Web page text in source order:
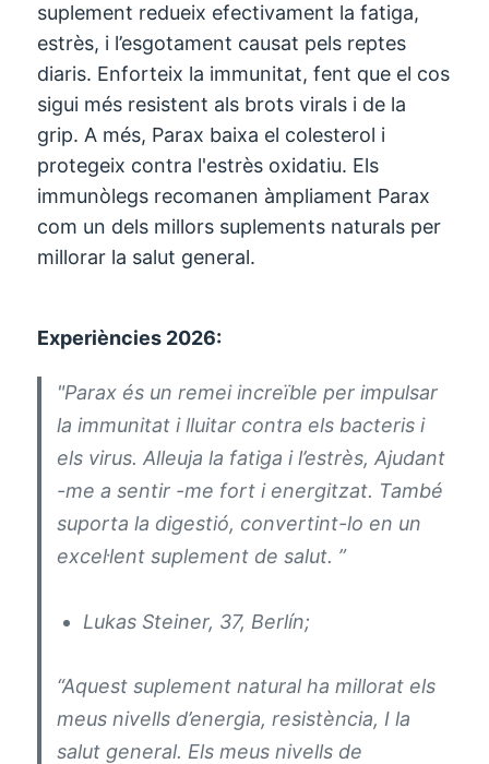
suplement redueix efectivament la fatiga,
estrès, i l’esgotament causat pels reptes
diaris. Enforteix la immunitat, fent que el cos
sigui més resistent als brots virals i de la
grip. A més, Parax baixa el colesterol i
protegeix contra l'estrès oxidatiu. Els
immunòlegs recomanen àmpliament Parax
com un dels millors suplements naturals per
millorar la salut general.
Experiències 2026:
"Parax és un remei increïble per impulsar
la immunitat i lluitar contra els bacteris i
els virus. Alleuja la fatiga i l’estrès, Ajudant
-me a sentir -me fort i energitzat. També
suporta la digestió, convertint-lo en un
excel·lent suplement de salut. ”
Lukas Steiner, 37, Berlín;
“Aquest suplement natural ha millorat els
meus nivells d’energia, resistència, I la
salut general. Els meus nivells de